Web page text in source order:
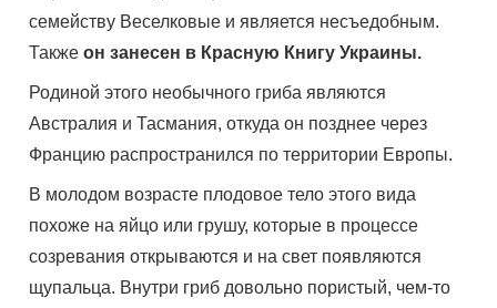
семейству Веселковые и является несъедобным.
Такжеон занесен в Красную Книгу Украины.
Родиной этого необычного гриба являются
Австралия и Тасмания, откуда он позднее через
Францию распространился по территории Европы.
В молодом возрасте плодовое тело этого вида
похоже на яйцо или грушу, которые в процессе
созревания открываются и на свет появляются
щупальца. Внутри гриб довольно пористый, чем-то